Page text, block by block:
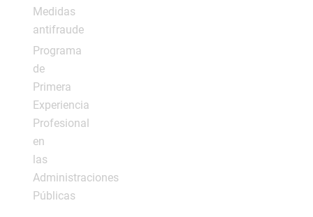
Medidas
antifraude
Programa
de
Primera
Experiencia
Profesional
en
las
Administraciones
Públicas